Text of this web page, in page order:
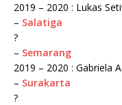
2019 – 2020 : Lukas
– Salatiga
?
– Semarang
2019 – 2020 : Gabriela
– Surakarta
?